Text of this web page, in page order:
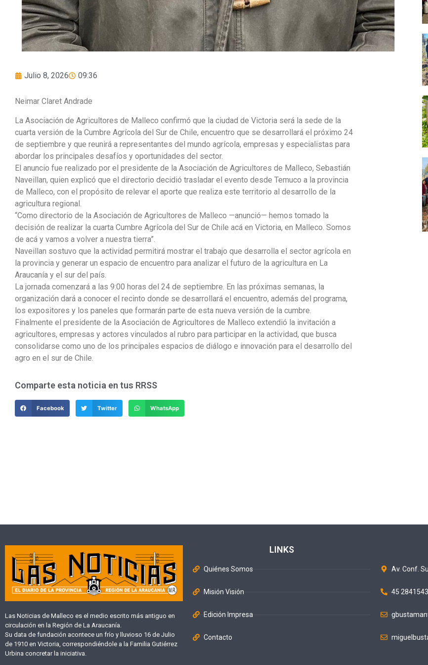
Julio 8, 2026 09:36
Neimar Claret Andrade
La Asociación de Agricultores de Malleco confirmó que la ciudad de Victoria será la sede de la
cuarta versión de la Cumbre Agrícola del Sur de Chile, encuentro que se desarrollará el próximo 24
de septiembre y que reunirá a representantes del mundo agrícola, empresas y especialistas para
abordar los principales desafíos y oportunidades del sector.
El anuncio fue realizado por el presidente de la Asociación de Agricultores de Malleco, Sebastián
Naveillan, quien explicó que el directorio decidió trasladar el evento desde Temuco a la provincia
de Malleco, con el propósito de relevar el aporte que realiza este territorio al desarrollo de la
agricultura regional.
“Como directorio de la Asociación de Agricultores de Malleco —anunció— hemos tomado la
decisión de realizar la cuarta Cumbre Agrícola del Sur de Chile acá en Victoria, en Malleco. Somos
de acá y vamos a volver a nuestra tierra”.
Naveillan sostuvo que la actividad permitirá mostrar el trabajo que desarrolla el sector agrícola en
la provincia y generar un espacio de encuentro para analizar el futuro de la agricultura en La
Araucanía y el sur del país.
La jornada comenzará a las 9:00 horas del 24 de septiembre. En las próximas semanas, la
organización dará a conocer el recinto donde se desarrollará el encuentro, además del programa,
los expositores y los paneles que formarán parte de esta nueva versión de la cumbre.
Finalmente el presidente de la Asociación de Agricultores de Malleco extendió la invitación a
agricultores, empresas y actores vinculados al rubro para participar en la actividad, que busca
consolidarse como uno de los principales espacios de diálogo e innovación para el desarrollo del
agro en el sur de Chile.
Comparte esta noticia en tus RRSS
Facebook Twitter WhatsApp
Las Noticias de Malleco es el medio escrito más antiguo en
circulación en la Región de La Araucanía.
Su data de fundación acontece un frío y lluvioso 16 de Julio
de 1910 en Victoria, correspondiéndole a la Familia Gutiérrez
Urbina concretar la iniciativa.
LINKS
Quiénes Somos
Misión Visión
Edición Impresa
Contacto
Av. Conf.
45 2841543